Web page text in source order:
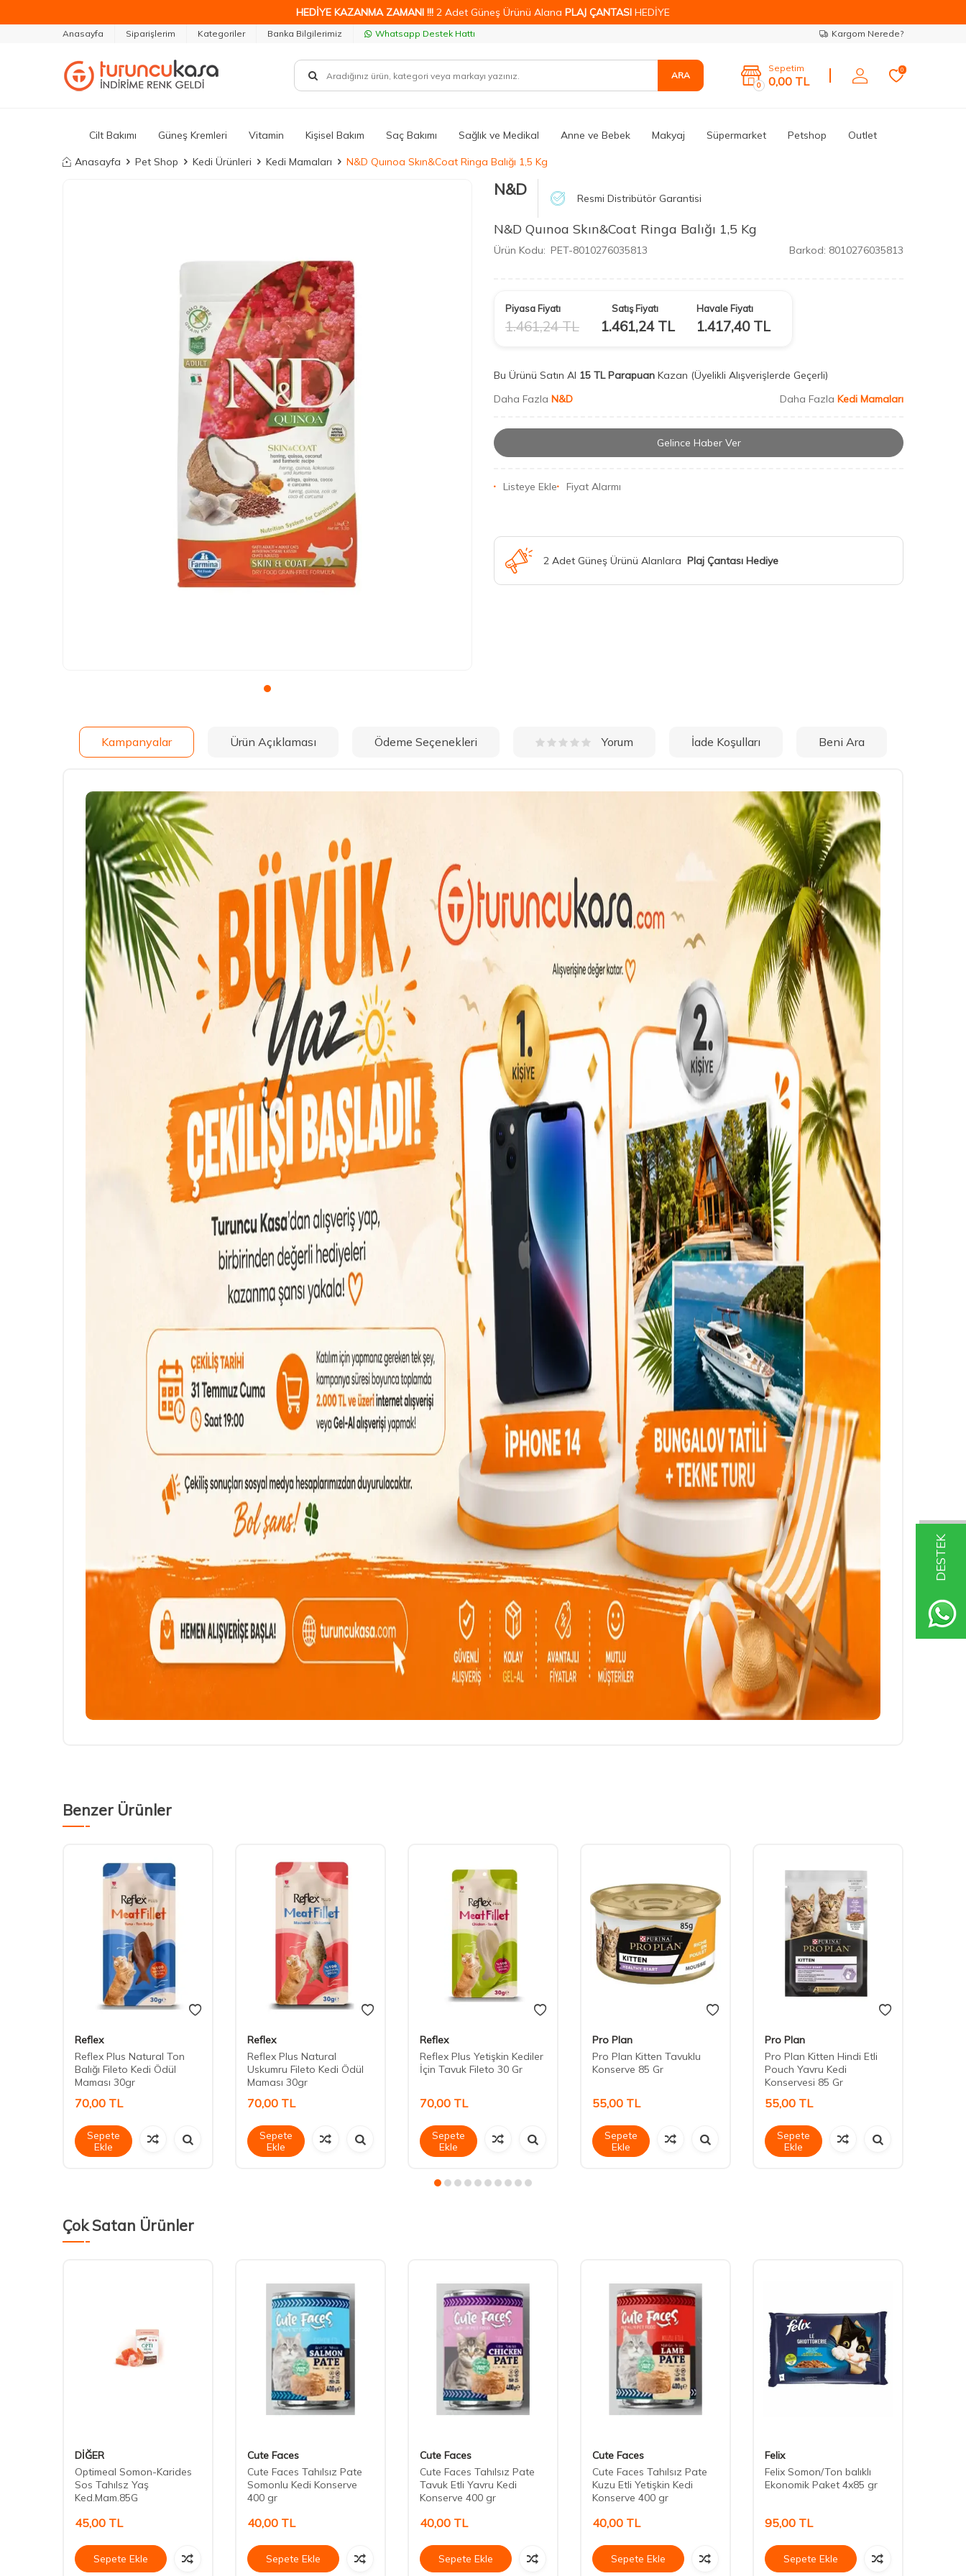
DESTEK
HEDİYE KAZANMA ZAMANI !!! 2 Adet Güneş Ürünü Alana PLAJ ÇANTASI HEDİYE
Anasayfa Siparişlerim Kategoriler Banka Bilgilerimiz Whatsapp Destek Hattı Kargom Nerede?
ARA
0
Sepetim
0,00 TL
0
Cilt Bakımı Güneş Kremleri Vitamin Kişisel Bakım Saç Bakımı Sağlık ve Medikal Anne ve Bebek Makyaj Süpermarket Petshop Outlet
Anasayfa Pet Shop Kedi Ürünleri Kedi Mamaları N&D Quınoa Skın&Coat Ringa Balığı 1,5 Kg
N&D Resmi Distribütör Garantisi
N&D Quınoa Skın&Coat Ringa Balığı 1,5 Kg
Ürün Kodu: PET-8010276035813 Barkod: 8010276035813
Piyasa Fiyatı
1.461,24TL
Satış Fiyatı
1.461,24TL
Havale Fiyatı
1.417,40TL
Bu Ürünü Satın Al 15 TL Parapuan Kazan (Üyelikli Alışverişlerde Geçerli)
Daha Fazla N&D Daha Fazla Kedi Mamaları
Gelince Haber Ver
Listeye Ekle Fiyat Alarmı
2 Adet Güneş Ürünü Alanlara Plaj Çantası Hediye
Kampanyalar Ürün Açıklaması Ödeme Seçenekleri Yorum İade Koşulları Beni Ara
Benzer Ürünler
Reflex
Reflex Plus Natural Ton
Balığı Fileto Kedi Ödül
Maması 30gr
70,00 TL
Sepete
Ekle
Reflex
Reflex Plus Natural
Uskumru Fileto Kedi Ödül
Maması 30gr
70,00 TL
Sepete
Ekle
Reflex
Reflex Plus Yetişkin Kediler
İçin Tavuk Fileto 30 Gr
70,00 TL
Sepete
Ekle
Pro Plan
Pro Plan Kitten Tavuklu
Konserve 85 Gr
55,00 TL
Sepete
Ekle
Pro Plan
Pro Plan Kitten Hindi Etli
Pouch Yavru Kedi
Konservesi 85 Gr
55,00 TL
Sepete
Ekle
Çok Satan Ürünler
DİĞER
Optimeal Somon-Karides
Sos Tahılsz Yaş
Ked.Mam.85G
45,00 TL
Sepete Ekle
Cute Faces
Cute Faces Tahılsız Pate
Somonlu Kedi Konserve
400 gr
40,00 TL
Sepete Ekle
Cute Faces
Cute Faces Tahılsız Pate
Tavuk Etli Yavru Kedi
Konserve 400 gr
40,00 TL
Sepete Ekle
Cute Faces
Cute Faces Tahılsız Pate
Kuzu Etli Yetişkin Kedi
Konserve 400 gr
40,00 TL
Sepete Ekle
Felix
Felix Somon/Ton balıklı
Ekonomik Paket 4x85 gr
95,00 TL
Sepete Ekle